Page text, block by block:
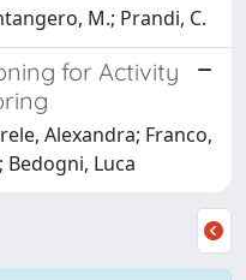
M.; Prandi, C.
for Activity
Alexandra; Franco,
Bedogni, Luca